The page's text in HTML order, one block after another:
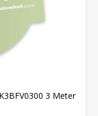
3 Meter